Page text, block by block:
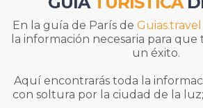
En la guía de París de Guias.travel
la información necesaria para que
un éxito.
Aquí encontrarás toda la
con soltura por la ciudad de la